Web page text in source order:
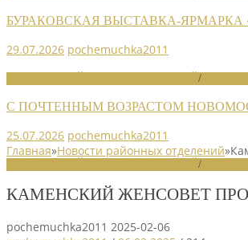
БУРАКОВСКАЯ ВЫСТАВКА-ЯРМАРКА
29.07.2026 pochemuchka2011
/
С ПОЧТЕННЫМ ВОЗРАСТОМ
25.07.2026 pochemuchka2011
Главная»Новости районных отделений»
/
КАМЕНСКИЙ ЖЕНСОВЕТ
pochemuchka2011 2025-02-06